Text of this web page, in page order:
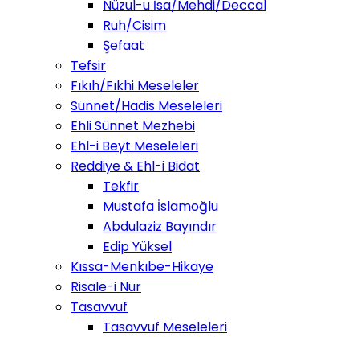
Nüzul-u İsa/Mehdi/Deccal
Ruh/Cisim
Şefaat
Tefsir
Fıkıh/Fıkhi Meseleler
Sünnet/Hadis Meseleleri
Ehli Sünnet Mezhebi
Ehl-i Beyt Meseleleri
Reddiye & Ehl-i Bidat
Tekfir
Mustafa İslamoğlu
Abdulaziz Bayındır
Edip Yüksel
Kıssa-Menkıbe-Hikaye
Risale-i Nur
Tasavvuf
Tasavvuf Meseleleri